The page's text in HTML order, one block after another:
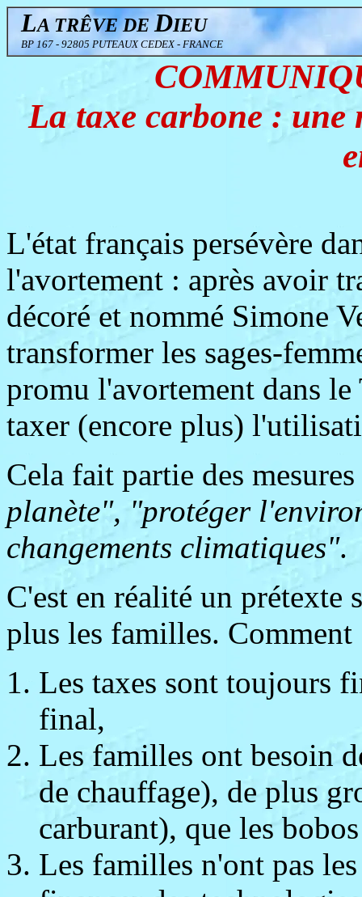
LA TRÊVE DE DIEU
BP 167 - 92805 PUTEAUX CEDEX - FRANCE
La taxe carbone : une
L'état français persévère
l'avortement : après avoir
décoré et nommé Simone
transformer les sages-
promu l'avortement dans
taxer (encore plus)
Cela fait partie des
planète", "protéger
changements climatiques".
C'est en réalité un prétexte
plus les familles. Comment
Les taxes sont toujours
final,
Les familles ont besoin
de chauffage), de plus
carburant), que les
Les familles n'ont pas